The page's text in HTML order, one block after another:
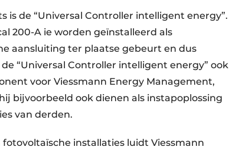
de “Universal Controller intelligent energy”.
200-A ie worden geïnstalleerd als
aansluiting ter plaatse gebeurt en dus
“Universal Controller intelligent energy” ook
voor Viessmann Energy Management,
bijvoorbeeld ook dienen als instapoplossing
van derden.
installaties luidt Viessmann